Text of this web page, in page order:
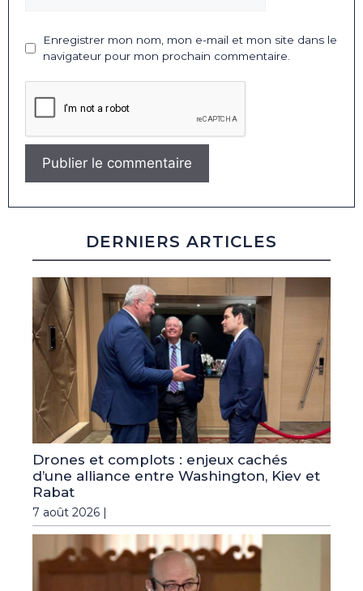
Enregistrer mon nom, mon e-mail et mon site dans le
navigateur pour mon prochain commentaire.
DERNIERS ARTICLES
Drones et complots : enjeux cachés
d’une alliance entre Washington, Kiev et
Rabat
7 août 2026 |